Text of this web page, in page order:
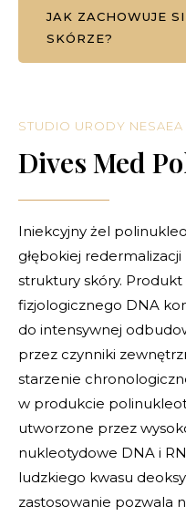
JAK ZACHOWUJE
SKÓRZE?
STUDIO URODY NESAEA
Dives Med
Iniekcyjny żel
głębokiej
struktury skóry.
fizjologicznego DNA
do intensywnej
przez czynniki
starzenie
w produkcie
utworzone przez
nukleotydowe DNA i
ludzkiego kwasu
zastosowanie pozwala